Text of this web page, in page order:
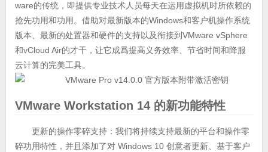
ware的传统，即提供专业技术人员每天在运用虚拟机时所依赖的
抢先功用和功用。借助对最新版本的Windows和客户机操作系统
版本、最新的处置器和硬件的支持以及衔接到VMware vSphere
和vCloud Air的才干，让它成爲提高义务效率、节省时间和降服
云计算的完美工具。
VMware Workstation 14 的新功能特性
更新的操作零碎支持：我们将持续支持最新的平台和操作零
碎功用特性，并且添加了对 Windows 10 创意者更新、基于客户